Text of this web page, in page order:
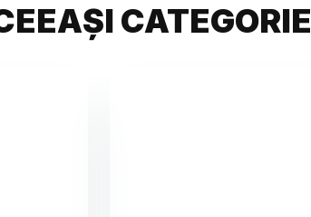
CATEGORIE